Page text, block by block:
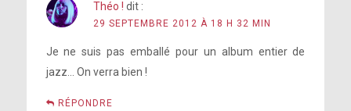
Théo ! dit :
29 SEPTEMBRE 2012 À 18 H 32 MIN
Je ne suis pas emballé pour un album entier de
jazz… On verra bien !
RÉPONDRE